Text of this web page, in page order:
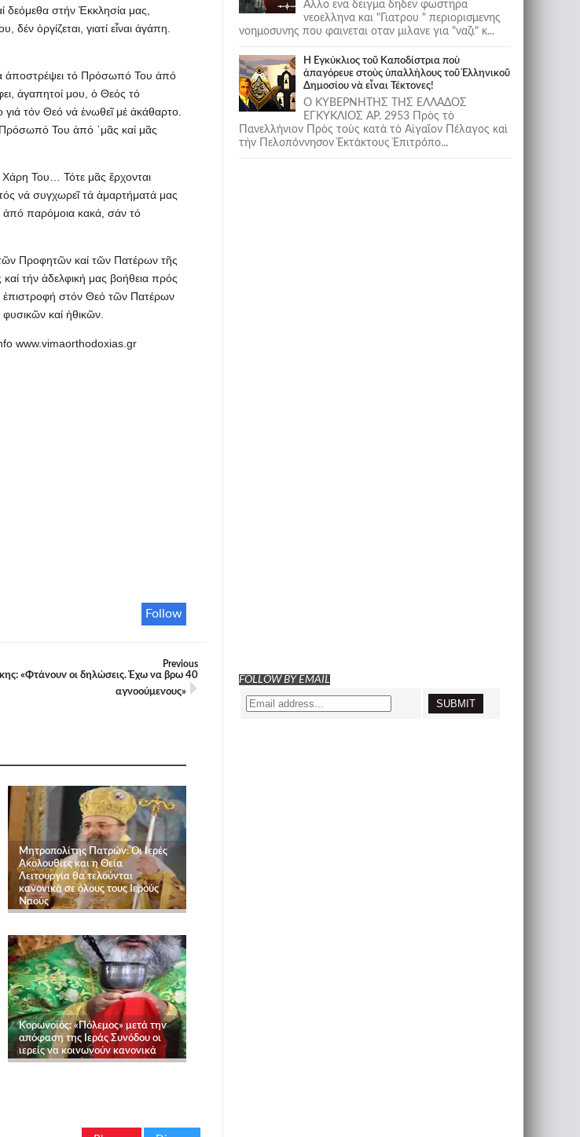
δεόμεθα στήν Ἐκκλησία μας,
ὀργίζεται, γιατί εἶναι ἀγάπη.
ἀποστρέψει τό Πρόσωπό Του ἀπό
ἀγαπητοί μου, ὁ Θεός τό
τόν Θεό νά ἑνωθεῖ μέ ἀκάθαρτο.
Του ἀπό ᾽μᾶς καί μᾶς
Χάρη Του… Τότε μᾶς ἔρχονται
νά συγχωρεῖ τά ἁμαρτήματά μας
ἀπό παρόμοια κακά, σάν τό
Προφητῶν καί τῶν Πατέρων τῆς
τήν ἀδελφική μας βοήθεια πρός
ἐπιστροφή στόν Θεό τῶν Πατέρων
φυσικῶν καί ἠθικῶν.
www.vimaorthodoxias.gr
Follow
Previous
«Φτάνουν οι δηλώσεις. Έχω να βρω 40
αγνοούμενους»
Μητροπολίτης Πατρών: Οι Ιερές
Ακολουθίες και η Θεία
Λειτουργία θα τελούνται
κανονικά σε όλους τους Ιερούς
Ναούς
Κορωνοϊός: «Πόλεμος» μετά την
απόφαση της Ιεράς Συνόδου οι
ιερείς να κοινωνούν κανονικά
Αλλο ενα δειγμα δηδεν φωστηρα
νεοελληνα και "Γιατρου " περιορισμενης
νοημοσυνης που φαινεται οταν μιλανε για "ναζι" κ...
Ἡ Ἐγκύκλιος τοῦ Καποδίστρια ποὺ
ἀπαγόρευε στοὺς ὑπαλλήλους τοῦ Ἑλληνικοῦ
Δημοσίου νὰ εἶναι Τέκτονες!
Ο ΚΥΒΕΡΝΗΤΗΣ ΤΗΣ ΕΛΛΑΔΟΣ
ΕΓΚΥΚΛΙΟΣ ΑΡ. 2953 Πρὸς τὸ
Πανελλήνιον Πρὸς τοὺς κατὰ τὸ Αἰγαῖον Πέλαγος καὶ
τὴν Πελοπόννησον Ἐκτάκτους Ἐπιτρόπο...
FOLLOW BY EMAIL